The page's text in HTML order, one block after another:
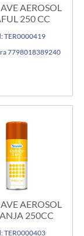
AEROSOL
250 CC
TER0000419
7798018389240
AEROSOL
250CC
TER0000403